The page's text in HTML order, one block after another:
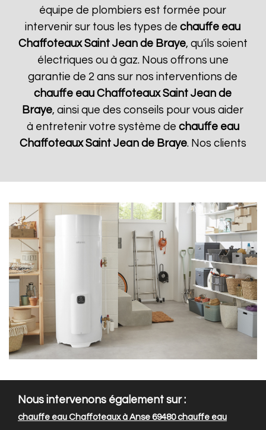
équipe de plombiers est formée pour
intervenir sur tous les types dechauffe eau
Chaffoteaux Saint Jean de Braye, qu'ils soient
électriques ou à gaz. Nous offrons une
garantie de 2 ans sur nos interventions de
chauffe eau Chaffoteaux Saint Jean de
Braye, ainsi que des conseils pour vous aider
à entretenir votre système de chauffe eau
Chaffoteaux Saint Jean de Braye. Nos clients
Nous intervenons également sur :
chauffe eau Chaffoteaux à Anse 69480chauffe eau